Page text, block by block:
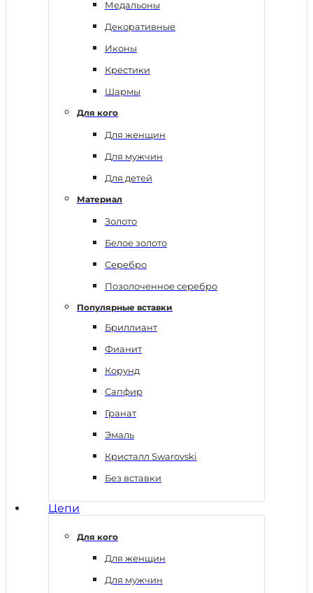
Медальоны
Декоративные
Иконы
Крестики
Шармы
Для кого
Для женщин
Для мужчин
Для детей
Материал
Золото
Белое золото
Серебро
Позолоченное серебро
Популярные вставки
Бриллиант
Фианит
Корунд
Сапфир
Гранат
Эмаль
Кристалл Swarovski
Без вставки
Цепи
Для кого
Для женщин
Для мужчин